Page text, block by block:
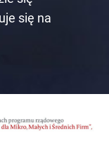
się na